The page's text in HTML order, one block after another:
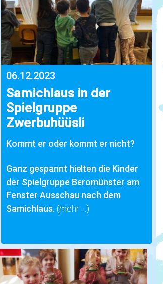
Einhorn, Feuerwehrmann oder auch
als Lady Bug.(mehr …)
06.12.2023
Samichlaus in der
Spielgruppe
Zwerbuhüüsli
Kommt er oder kommt er nicht?
Ganz gespannt hielten die Kinder
der Spielgruppe Beromünster am
Fenster Ausschau nach dem
Samichlaus. (mehr …)